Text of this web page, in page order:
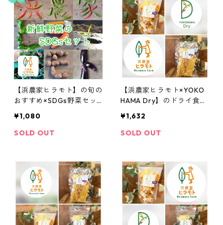
【浜農家ヒラモト】の旬の
おすすめ×SDGs野菜セッ
¥1,080
SOLD OUT
【浜農家ヒラモト×YOKO
HAMA Dry】のドライ食品
ぼちゃのフィットチーネ/
DRYみかん)
¥1,632
SOLD OUT